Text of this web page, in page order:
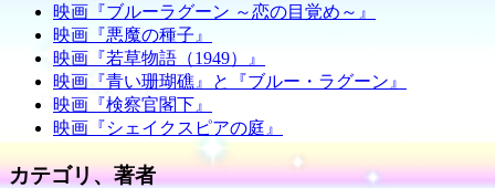
映画『ブルーラグーン ～恋の目覚め～』
映画『悪魔の種子』
映画『若草物語（1949）』
映画『青い珊瑚礁』と『ブルー・ラグーン』
映画『検察官閣下』
映画『シェイクスピアの庭』
カテゴリ、著者